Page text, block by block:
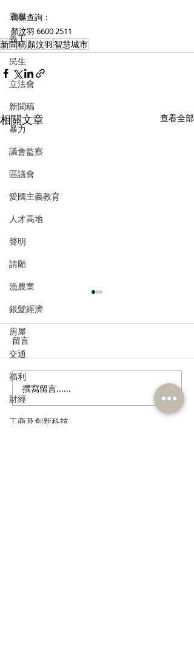
選舉
義工
民生
立法會
新聞稿
暴力
議會監察
區議會
愛國主義教育
人才高地
聲明
請願
漁農業
銀髮經濟
房屋
交通
福利
財經
工商及創新科技
傳媒查詢：
顏汶羽 6600 2511
新聞稿顏汶羽智慧城市
相關文章 查看全部
港區全國人大代表團考察
安徽涇縣，調研紅色文化
保護與非遺活態傳承
留言
撰寫留言......